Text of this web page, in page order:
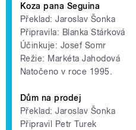
Koza pana Seguina
Překlad: Jaroslav Šonka
Připravila: Blanka Stárková
Účinkuje: Josef Somr
Režie: Markéta Jahodová
Natočeno v roce 1995.
Dům na prodej
Překlad: Jaroslav Šonka
Připravil Petr Turek